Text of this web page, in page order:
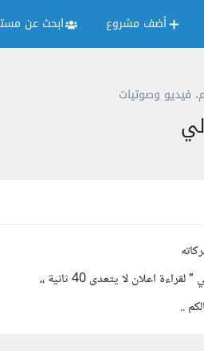
أضف مشروع ابحث عن
فيديو وصوتيات
اعلان لا يتعدى 40 ثانية ،،
..